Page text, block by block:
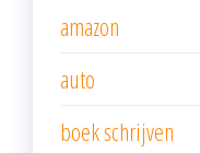
amazon
auto
boek schrijven